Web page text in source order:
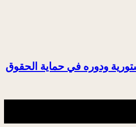
ودوره في حماية الحقوق